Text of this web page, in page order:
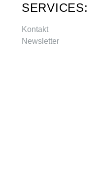
SERVICES:
Kontakt
Newsletter